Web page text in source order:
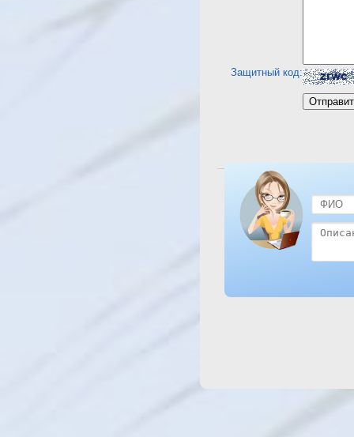
Защитный код:
Посмотреть отель